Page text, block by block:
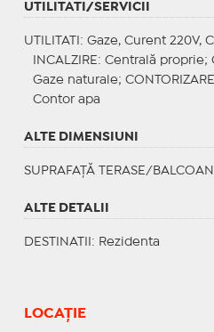
UTILITATI/SERVICII
UTILITATI : Gaze, Curent 220V,
INCALZIRE : Centrală proprie;
Gaze naturale; CONTORIZARE
Contor apa
ALTE DIMENSIUNI
SUPRAFAȚĂ TERASE/
ALTE DETALII
DESTINATII : Rezidenta
LOCAȚIE